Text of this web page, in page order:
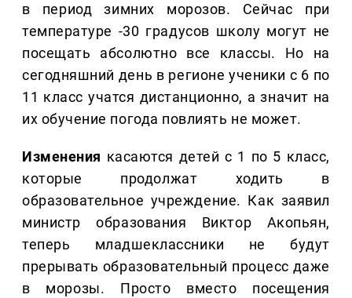
в период зимних морозов. Сейчас при
температуре -30 градусов школу могут не
посещать абсолютно все классы. Но на
сегодняшний день в регионе ученики с 6 по
11 класс учатся дистанционно, а значит на
их обучение погода повлиять не может.
Изменения касаются детей с 1 по 5 класс,
которые продолжат ходить в
образовательное учреждение. Как заявил
министр образования Виктор Акопьян,
теперь младшеклассники не будут
прерывать образовательный процесс даже
в морозы. Просто вместо посещения